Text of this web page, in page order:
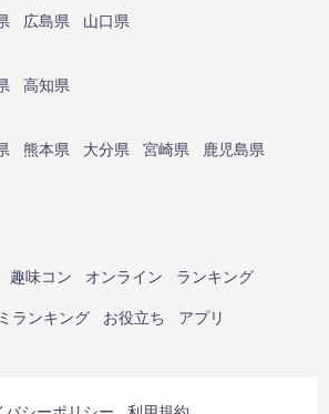
広島県
山口県
高知県
熊本県 大分県 宮崎県
鹿児島県
趣味コン オンライン ランキング
ランキング お役立ち アプリ